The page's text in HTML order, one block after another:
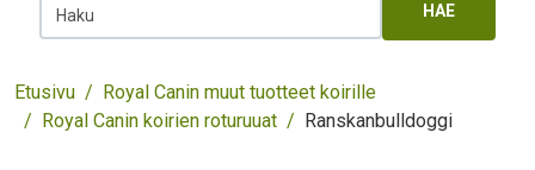
Haku
Murupolku
Etusivu
Royal Canin muut tuotteet koirille
Royal Canin koirien roturuuat
Ranskanbulldoggi